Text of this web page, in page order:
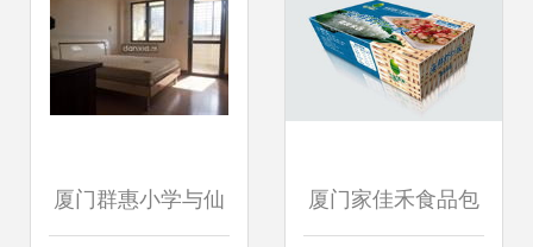
厦门群惠小学与仙 厦门家佳禾食品包